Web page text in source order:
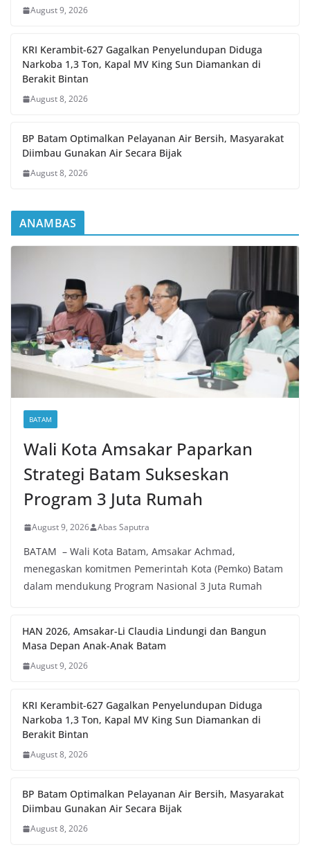
August 9, 2026
KRI Kerambit-627 Gagalkan Penyelundupan Diduga
Narkoba 1,3 Ton, Kapal MV King Sun Diamankan di
Berakit Bintan
August 8, 2026
BP Batam Optimalkan Pelayanan Air Bersih, Masyarakat
Diimbau Gunakan Air Secara Bijak
August 8, 2026
ANAMBAS
BATAM
Wali Kota Amsakar Paparkan
Strategi Batam Sukseskan
Program 3 Juta Rumah
August 9, 2026 Abas Saputra
BATAM – Wali Kota Batam, Amsakar Achmad,
menegaskan komitmen Pemerintah Kota (Pemko) Batam
dalam mendukung Program Nasional 3 Juta Rumah
HAN 2026, Amsakar-Li Claudia Lindungi dan Bangun
Masa Depan Anak-Anak Batam
August 9, 2026
KRI Kerambit-627 Gagalkan Penyelundupan Diduga
Narkoba 1,3 Ton, Kapal MV King Sun Diamankan di
Berakit Bintan
August 8, 2026
BP Batam Optimalkan Pelayanan Air Bersih, Masyarakat
Diimbau Gunakan Air Secara Bijak
August 8, 2026